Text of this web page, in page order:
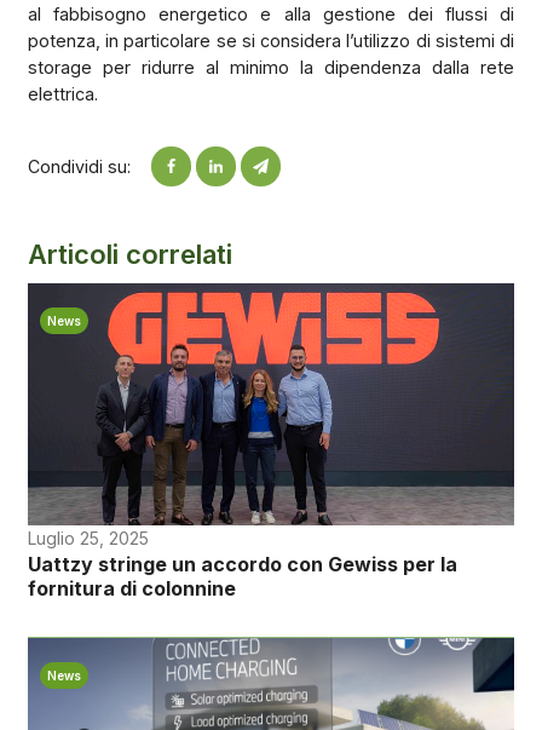
al fabbisogno energetico e alla gestione dei flussi di
potenza, in particolare se si considera l’utilizzo di sistemi di
storage per ridurre al minimo la dipendenza dalla rete
elettrica.
Condividi su:
Articoli correlati
News
Luglio 25, 2025
Uattzy stringe un accordo con Gewiss per la
fornitura di colonnine
News